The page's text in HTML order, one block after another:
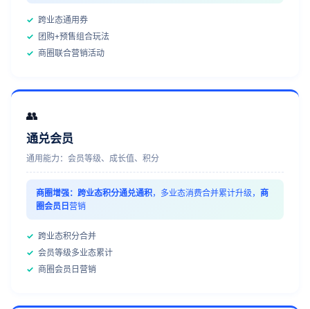
✓ 跨业态通用券
✓ 团购+预售组合玩法
✓ 商圈联合营销活动
👥
通兑会员
通用能力：会员等级、成长值、积分
商圈增强： 跨业态积分通兑通积，多业态消费合并累计升级， 商
圈会员日营销
✓ 跨业态积分合并
✓ 会员等级多业态累计
✓ 商圈会员日营销